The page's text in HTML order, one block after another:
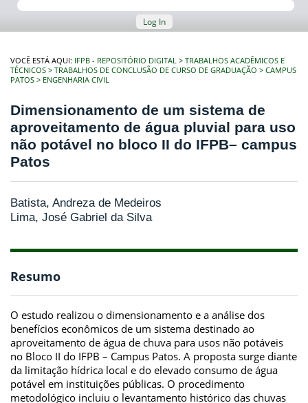
Log In
VOCÊ ESTÁ AQUI: IFPB - REPOSITÓRIO DIGITAL
TRABALHOS ACADÊMICOS E
TÉCNICOS
TRABALHOS DE CONCLUSÃO DE CURSO DE GRADUAÇÃO
CAMPUS
PATOS
ENGENHARIA CIVIL
Dimensionamento de um sistema de
aproveitamento de água pluvial para uso
não potável no bloco II do IFPB– campus
Patos
Batista, Andreza de Medeiros
Lima, José Gabriel da Silva
Resumo
O estudo realizou o dimensionamento e a análise dos
benefícios econômicos de um sistema destinado ao
aproveitamento de água de chuva para usos não potáveis
no Bloco II do IFPB – Campus Patos. A proposta surge diante
da limitação hídrica local e do elevado consumo de água
potável em instituições públicas. O procedimento
metodológico incluiu o levantamento histórico das chuvas